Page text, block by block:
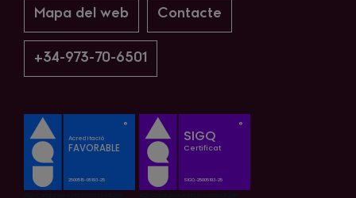
Mapa del web Contacte
+34-973-70-6501